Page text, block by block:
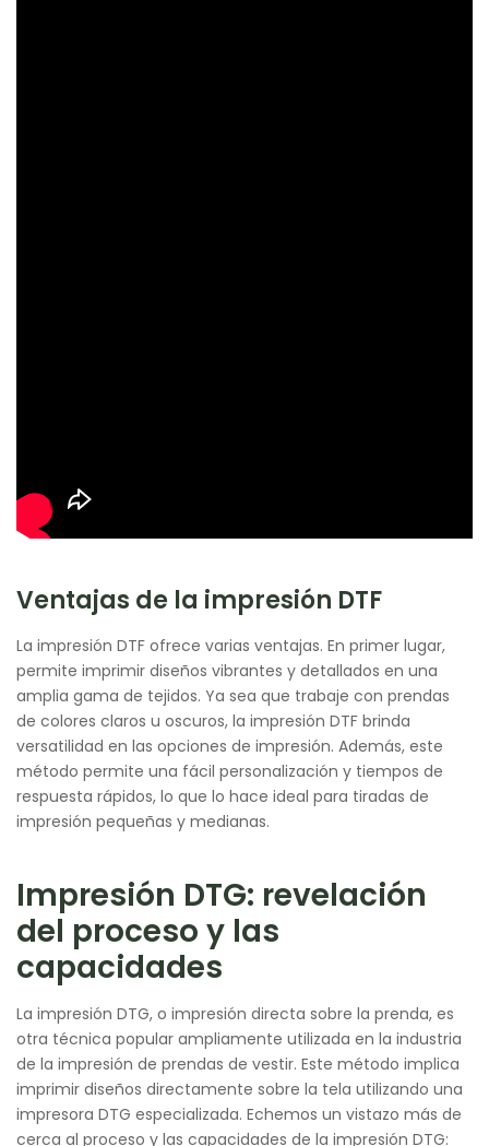
Ventajas de la impresión DTF
La impresión DTF ofrece varias ventajas. En primer lugar,
permite imprimir diseños vibrantes y detallados en una
amplia gama de tejidos. Ya sea que trabaje con prendas
de colores claros u oscuros, la impresión DTF brinda
versatilidad en las opciones de impresión. Además, este
método permite una fácil personalización y tiempos de
respuesta rápidos, lo que lo hace ideal para tiradas de
impresión pequeñas y medianas.
Impresión DTG: revelación
del proceso y las
capacidades
La impresión DTG, o impresión directa sobre la prenda, es
otra técnica popular ampliamente utilizada en la industria
de la impresión de prendas de vestir. Este método implica
imprimir diseños directamente sobre la tela utilizando una
impresora DTG especializada. Echemos un vistazo más de
cerca al proceso y las capacidades de la impresión DTG: